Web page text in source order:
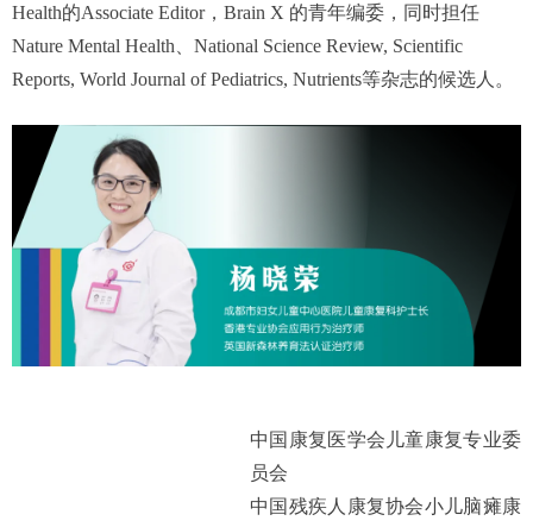
Health的Associate Editor，Brain X 的青年编委，同时担任
Nature Mental Health、National Science Review, Scientific
Reports, World Journal of Pediatrics, Nutrients等杂志的候选人。
中国康复医学会儿童康复专业委
员会
中国残疾人康复协会小儿脑瘫康